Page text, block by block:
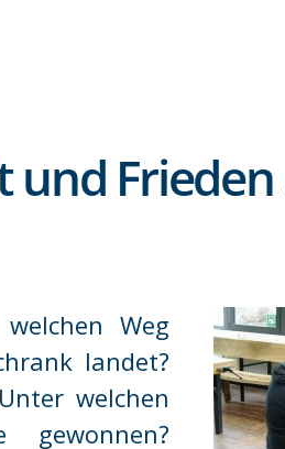
Frieden
Weg
landet?
welchen
gewonnen?